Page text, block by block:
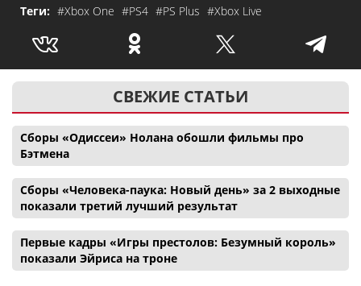
Теги: #Xbox One #PS4 #PS Plus #Xbox Live
СВЕЖИЕ СТАТЬИ
Сборы «Одиссеи» Нолана обошли фильмы про
Бэтмена
Сборы «Человека-паука: Новый день» за 2 выходные
показали третий лучший результат
Первые кадры «Игры престолов: Безумный король»
показали Эйриса на троне